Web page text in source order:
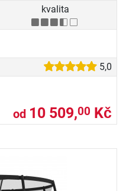
kvalita
5,0
od 10 509,00 Kč